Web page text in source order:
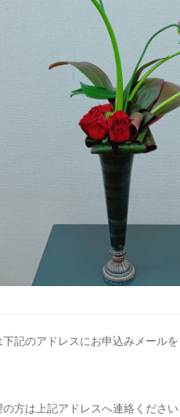
記のアドレスにお申込みメールを
方は上記アドレスへ連絡ください